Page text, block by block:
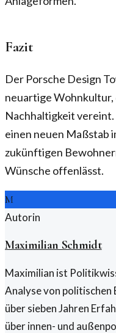
Fazit
Der Porsche Design
neuartige
Nachhaltigkeit
einen neuen Maßstab
zukünftigen
Wünsche offenlässt.
M
Autorin
Maximilian Schmidt
Maximilian ist
Analyse von
über sieben Jahren
über innen- und